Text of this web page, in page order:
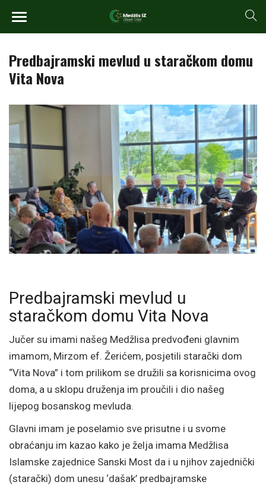
Predbajramski mevlud u staračkom domu
Vita Nova
Predbajramski mevlud u
staračkom domu Vita Nova
Jučer su imami našeg Medžlisa predvođeni glavnim
imamom, Mirzom ef. Žerićem, posjetili starački dom
“Vita Nova” i tom prilikom se družili sa korisnicima ovog
doma, a u sklopu druženja im proučili i dio našeg
lijepog bosanskog mevluda.
Glavni imam je poselamio sve prisutne i u svome
obraćanju im kazao kako je želja imama Medžlisa
Islamske zajednice Sanski Most da i u njihov zajednički
(starački) dom unesu ‘dašak’ predbajramske